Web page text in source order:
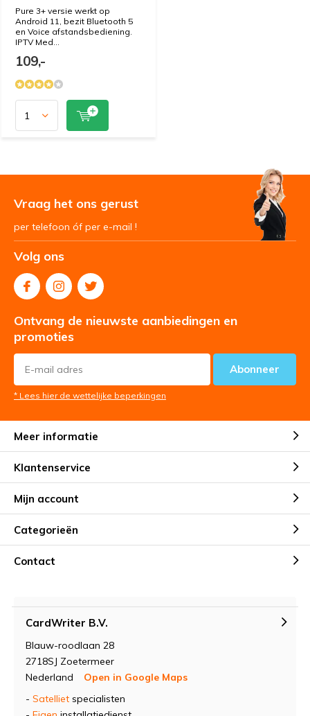
Pure 3+ versie werkt op
Android 11, bezit Bluetooth 5
en Voice afstandsbediening.
IPTV Med...
109,-
Vraag het ons gerust
per telefoon óf per e-mail !
Volg ons
Ontvang de nieuwste aanbiedingen en
promoties
Abonneer
* Lees hier de wettelijke beperkingen
Meer informatie
Klantenservice
Mijn account
Categorieën
Contact
CardWriter B.V.
Blauw-roodlaan 28
2718SJ Zoetermeer
Nederland
Open in Google Maps
- Satelliet specialisten